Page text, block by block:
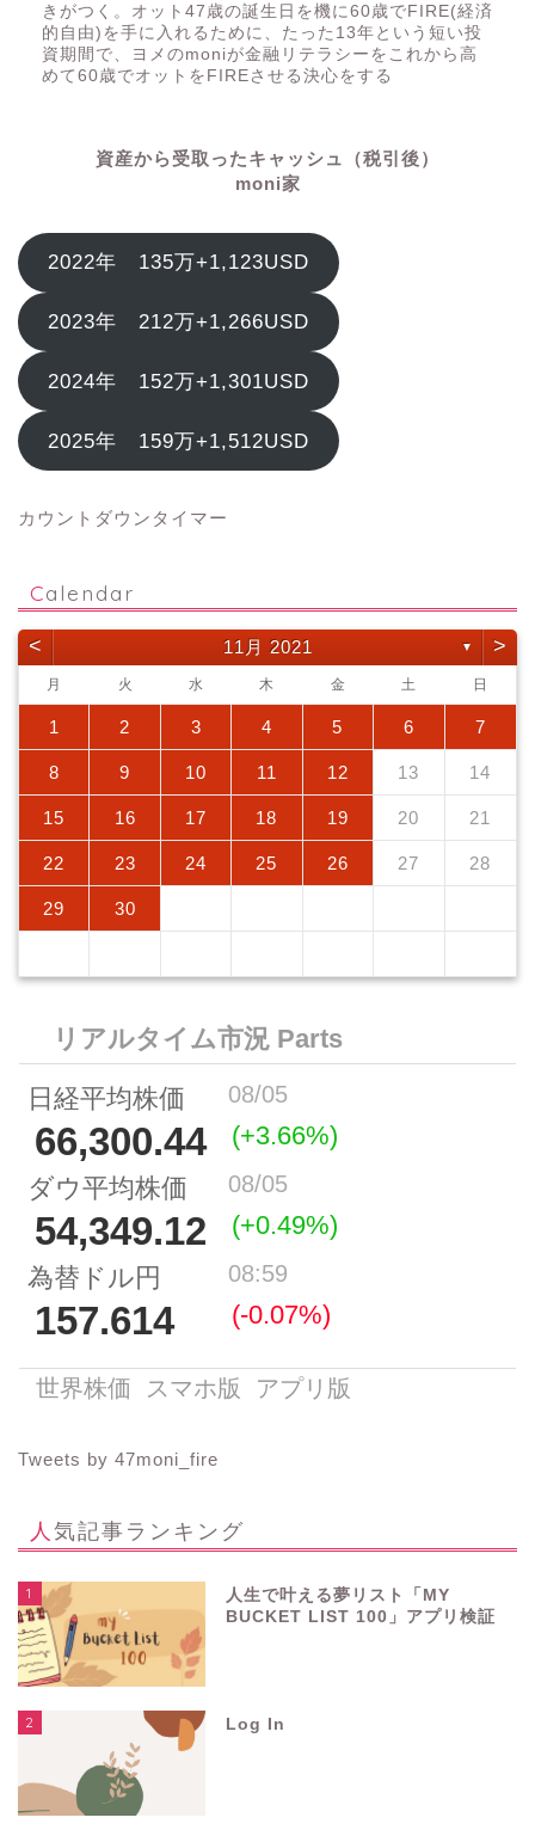
きがつく。オット47歳の誕生日を機に60歳でFIRE(経済
的自由)を手に入れるために、たった13年という短い投
資期間で、ヨメのmoniが金融リテラシーをこれから高
めて60歳でオットをFIREさせる決心をする
資産から受取ったキャッシュ（税引後）
moni家
2022年 135万+1,123USD
2023年 212万+1,266USD
2024年 152万+1,301USD
2025年 159万+1,512USD
カウントダウンタイマー
Calendar
< 11月 2021 ▼ >
月 火 水 木 金 土 日
1 2 3 4 5 6 7
8 9 10 11 12 13 14
15 16 17 18 19 20 21
22 23 24 25 26 27 28
29 30
Tweets by 47moni_fire
人気記事ランキング
1
人生で叶える夢リスト「MY
BUCKET LIST 100」アプリ検証
2 Log In